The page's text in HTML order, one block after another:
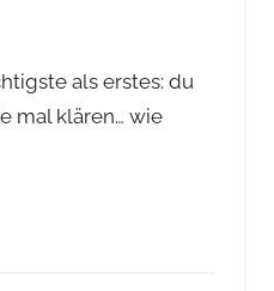
als erstes: du
mal klären… wie